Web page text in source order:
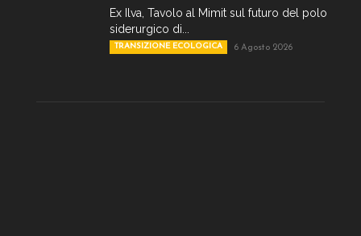
Ex Ilva, Tavolo al Mimit sul futuro del polo
siderurgico di...
TRANSIZIONE ECOLOGICA 6 Agosto 2026